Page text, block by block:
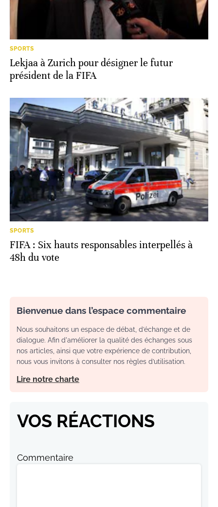
SPORTS
Lekjaa à Zurich pour désigner le futur
président de la FIFA
SPORTS
FIFA : Six hauts responsables interpellés à
48h du vote
Bienvenue dans l’espace commentaire
Nous souhaitons un espace de débat, d’échange et de
dialogue. Afin d'améliorer la qualité des échanges sous
nos articles, ainsi que votre expérience de contribution,
nous vous invitons à consulter nos règles d’utilisation.
Lire notre charte
VOS RÉACTIONS
Commentaire